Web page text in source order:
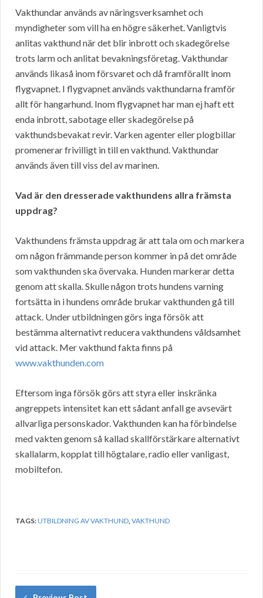
Vakthundar används av näringsverksamhet och
myndigheter som vill ha en högre säkerhet. Vanligtvis
anlitas vakthund när det blir inbrott och skadegörelse
trots larm och anlitat bevakningsföretag. Vakthundar
används likaså inom försvaret och då framförallt inom
flygvapnet. I flygvapnet används vakthundarna framför
allt för hangarhund. Inom flygvapnet har man ej haft ett
enda inbrott, sabotage eller skadegörelse på
vakthundsbevakat revir. Varken agenter eller plogbillar
promenerar frivilligt in till en vakthund. Vakthundar
används även till viss del av marinen.
Vad är den dresserade vakthundens allra främsta
uppdrag?
Vakthundens främsta uppdrag är att tala om och markera
om någon främmande person kommer in på det område
som vakthunden ska övervaka. Hunden markerar detta
genom att skalla. Skulle någon trots hundens varning
fortsätta in i hundens område brukar vakthunden gå till
attack. Under utbildningen görs inga försök att
bestämma alternativt reducera vakthundens våldsamhet
vid attack. Mer vakthund fakta finns på
www.vakthunden.com
Eftersom inga försök görs att styra eller inskränka
angreppets intensitet kan ett sådant anfall ge avsevärt
allvarliga personskador. Vakthunden kan ha förbindelse
med vakten genom så kallad skallförstärkare alternativt
skallalarm, kopplat till högtalare, radio eller vanligast,
mobiltefon.
TAGS:UTBILDNING AV VAKTHUND,VAKTHUND